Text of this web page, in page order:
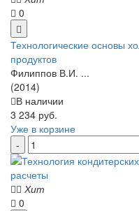
0
Технологические основы
продуктов
Филиппов В.И. ...
(2014)
В наличии
3 234 руб.
Уже в корзине
Хит
0